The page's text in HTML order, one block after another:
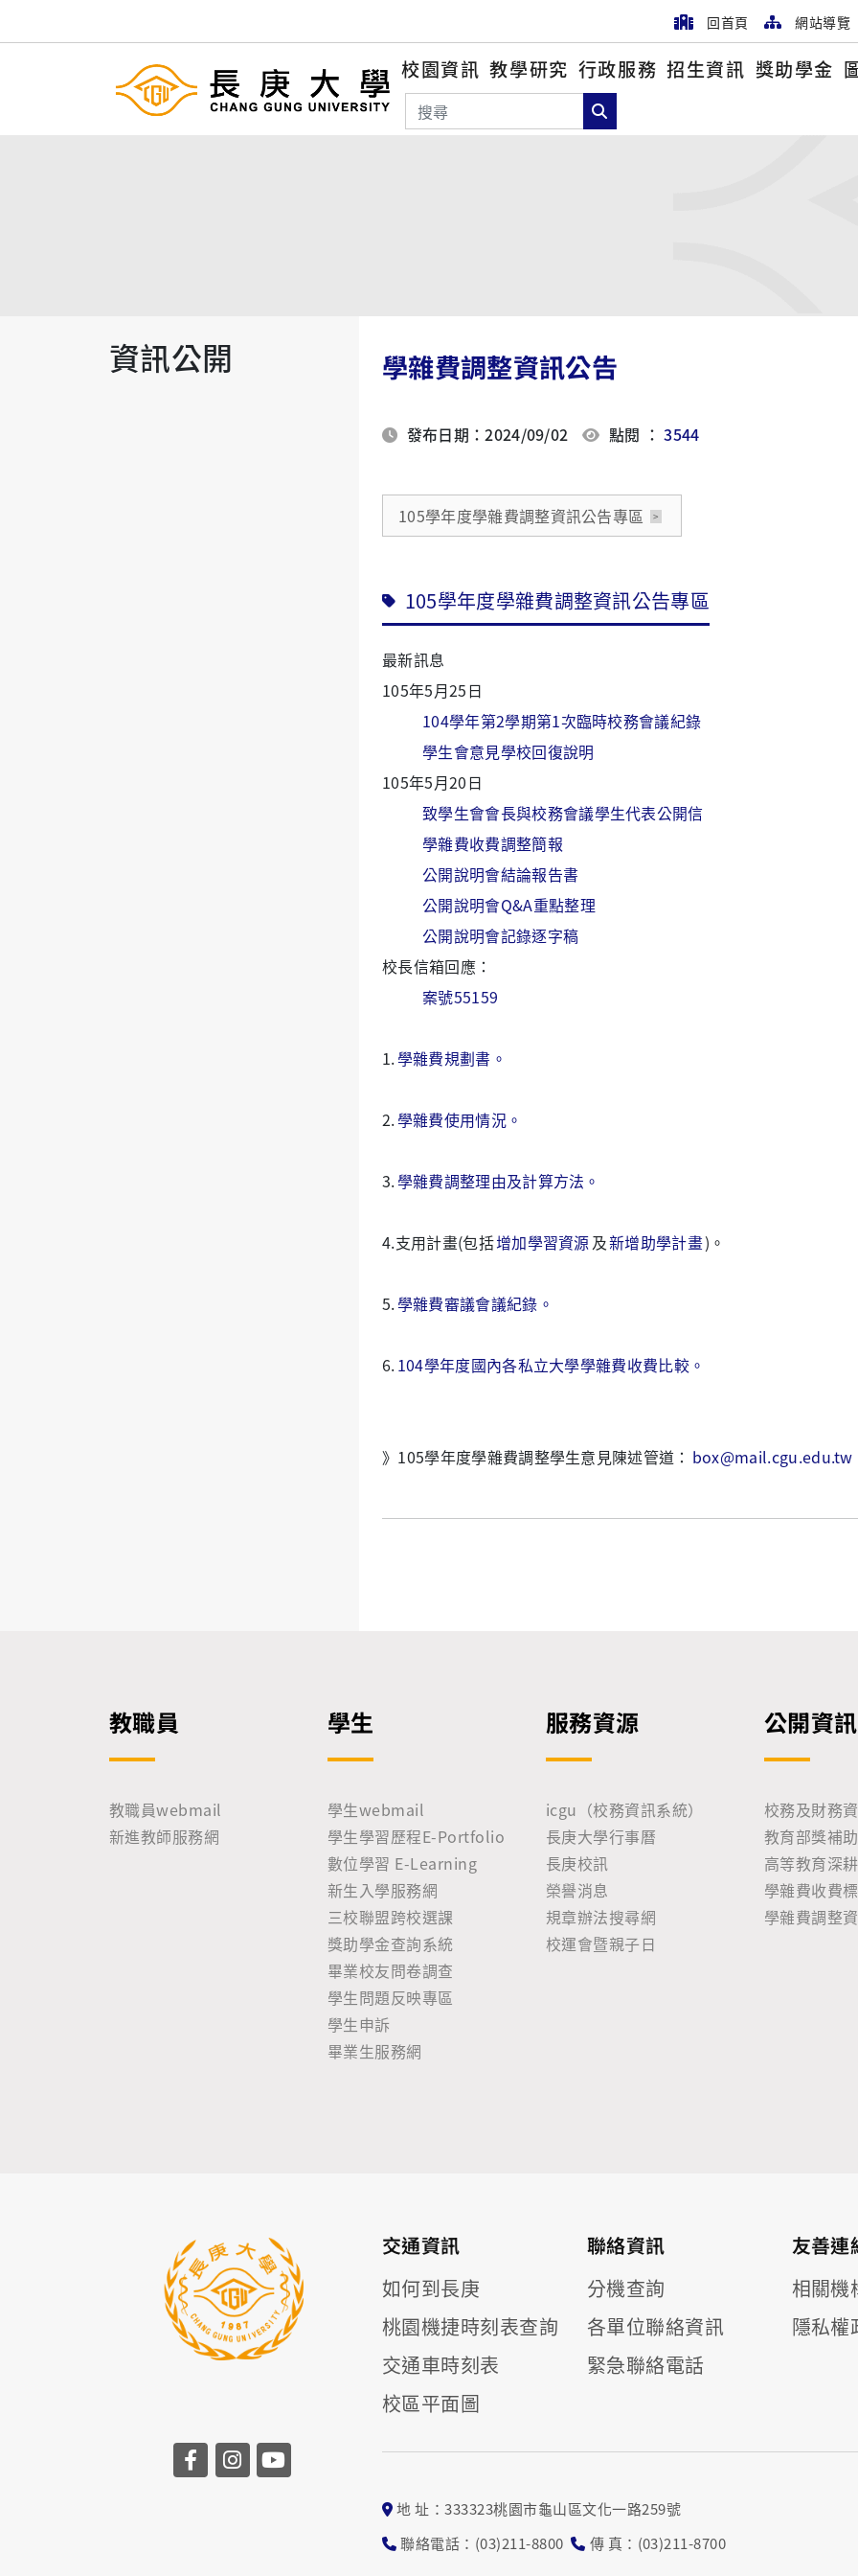
回首頁 網站導覽
校園資訊 教學研究 行政服務 招生資訊 獎助學金
搜尋
資訊公開 學雜費調整資訊公告
發布日期：2024/09/02 點閱 ：3544
105學年度學雜費調整資訊公告專區
105學年度學雜費調整資訊公告專區
最新訊息
105年5月25日
104學年第2學期第1次臨時校務會議紀錄
學生會意見學校回復說明
105年5月20日
致學生會會長與校務會議學生代表公開信
學雜費收費調整簡報
公開說明會結論報告書
公開說明會Q&A重點整理
公開說明會記錄逐字稿
校長信箱回應：
案號55159
1.學雜費規劃書。
2.學雜費使用情況。
3.學雜費調整理由及計算方法。
4.支用計畫(包括增加學習資源及新增助學計畫)。
5.學雜費審議會議紀錄。
6.104學年度國內各私立大學學雜費收費比較。
》105學年度學雜費調整學生意見陳述管道： box@mail.cgu.edu.tw
教職員
教職員webmail
新進教師服務網
學生
學生webmail
學生學習歷程E-Portfolio
數位學習 E-Learning
新生入學服務網
三校聯盟跨校選課
獎助學金查詢系統
畢業校友問卷調查
學生問題反映專區
學生申訴
畢業生服務網
服務資源
icgu（校務資訊系統）
長庚大學行事曆
長庚校訊
榮譽消息
規章辦法搜尋網
校運會暨親子日
公開資訊
校務及財務
教育部獎補
高等教育深
學雜費收費
學雜費調整
前往長庚大學facebook
前往長庚大學instagram
前往長庚大學youtube專欄
交通資訊
如何到長庚
桃園機捷時刻表查詢
交通車時刻表
校區平面圖
聯絡資訊
分機查詢
各單位聯絡資訊
緊急聯絡電話
友善連
相關機
隱私權
地 址：333323桃園市龜山區文化一路259號
聯絡電話：(03)211-8800
傳 真：(03)211-8700